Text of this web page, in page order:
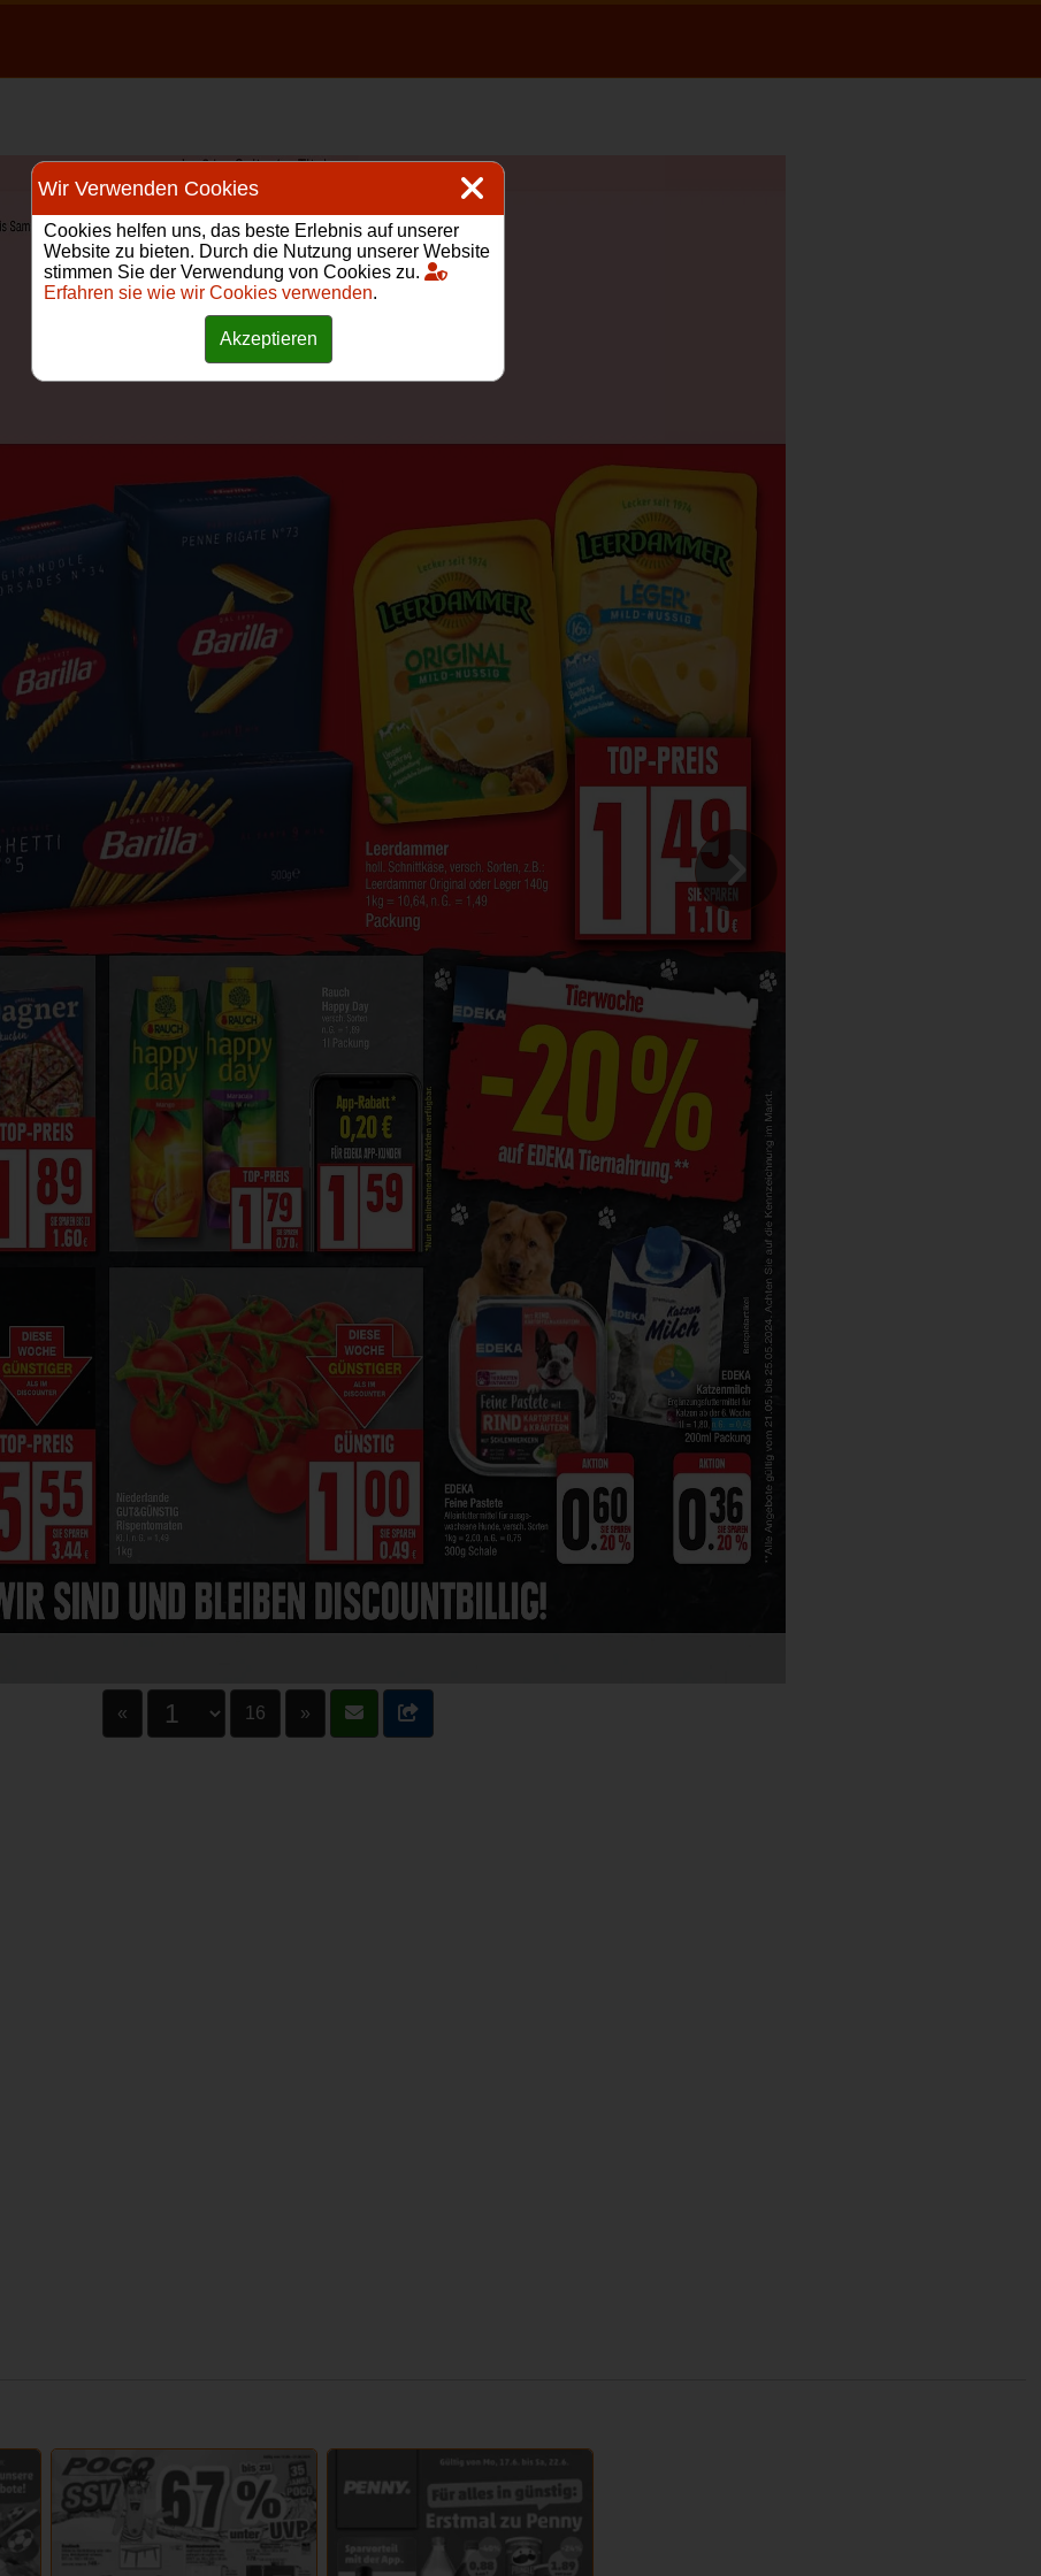
« 16 »
Wir Verwenden Cookies
Cookies helfen uns, das beste Erlebnis auf unserer
Website zu bieten. Durch die Nutzung unserer Website
stimmen Sie der Verwendung von Cookies zu.
Erfahren sie wie wir Cookies verwenden.
Akzeptieren